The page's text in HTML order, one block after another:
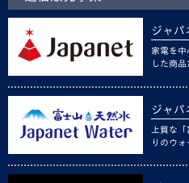
ジャパ
家電を中
した商品
ジャパ
上質な
りのウ